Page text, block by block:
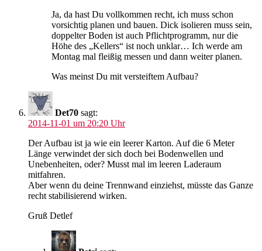
Ja, da hast Du vollkommen recht, ich muss schon
vorsichtig planen und bauen. Dick isolieren muss sein,
doppelter Boden ist auch Pflichtprogramm, nur die
Höhe des „Kellers“ ist noch unklar… Ich werde am
Montag mal fleißig messen und dann weiter planen.
Was meinst Du mit versteiftem Aufbau?
Det70 sagt:
2014-11-01 um 20:20 Uhr
Der Aufbau ist ja wie ein leerer Karton. Auf die 6 Meter
Länge verwindet der sich doch bei Bodenwellen und
Unebenheiten, oder? Musst mal im leeren Laderaum
mitfahren.
Aber wenn du deine Trennwand einziehst, müsste das Ganze
recht stabilisierend wirken.
Gruß Detlef